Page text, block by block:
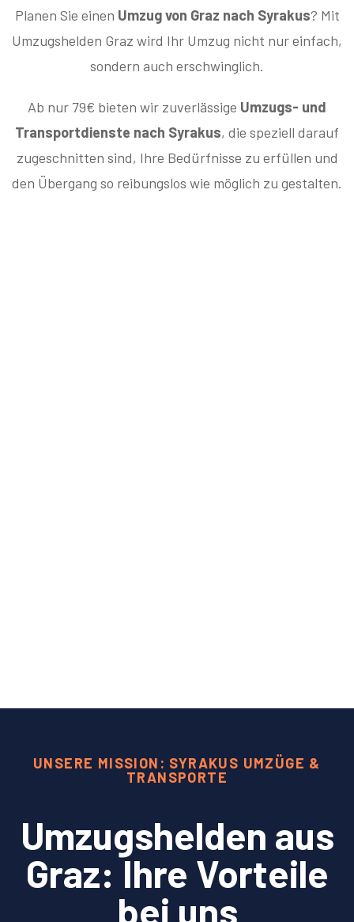
Planen Sie einen Umzug von Graz nach Syrakus? Mit
Umzugshelden Graz wird Ihr Umzug nicht nur einfach,
sondern auch erschwinglich.
Ab nur 79€ bieten wir zuverlässige Umzugs- und
Transportdienste nach Syrakus, die speziell darauf
zugeschnitten sind, Ihre Bedürfnisse zu erfüllen und
den Übergang so reibungslos wie möglich zu gestalten.
UNSERE MISSION: SYRAKUS UMZÜGE &
TRANSPORTE
Umzugshelden aus
Graz: Ihre Vorteile
bei uns